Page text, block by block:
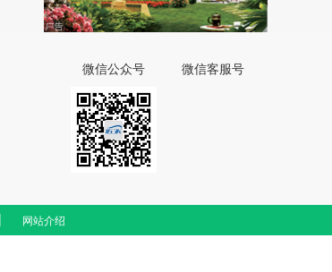
微信公众号 微信客服号
网站介绍